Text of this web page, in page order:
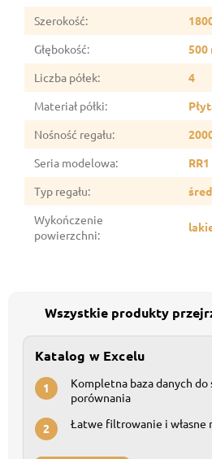
Szerokość:
Głębokość:
500
Liczba półek:
4
Materiał półki:
Nośność regału:
Seria modelowa:
RR1
Typ regału:
Wykończenie
powierzchni:
Wszystkie produkty
Katalog w Excelu
1
Kompletna baza danych do
porównania
2 Łatwe filtrowanie i własne